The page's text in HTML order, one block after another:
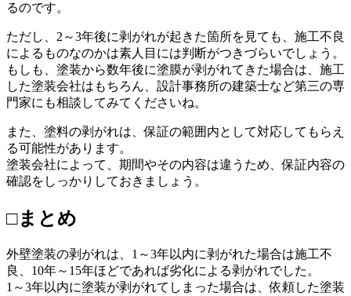
るのです。
ただし、2～3年後に剥がれが起きた箇所を見ても、施工不良
によるものなのかは素人目には判断がつきづらいでしょう。
もしも、塗装から数年後に塗膜が剥がれてきた場合は、施工
した塗装会社はもちろん、設計事務所の建築士など第三の専
門家にも相談してみてくださいね。
また、塗料の剥がれは、保証の範囲内として対応してもらえ
る可能性があります。
塗装会社によって、期間やその内容は違うため、保証内容の
確認をしっかりしておきましょう。
□まとめ
外壁塗装の剥がれは、1～3年以内に剥がれた場合は施工不
良、10年～15年ほどであれば劣化による剥がれでした。
1～3年以内に塗装が剥がれてしまった場合は、依頼した塗装